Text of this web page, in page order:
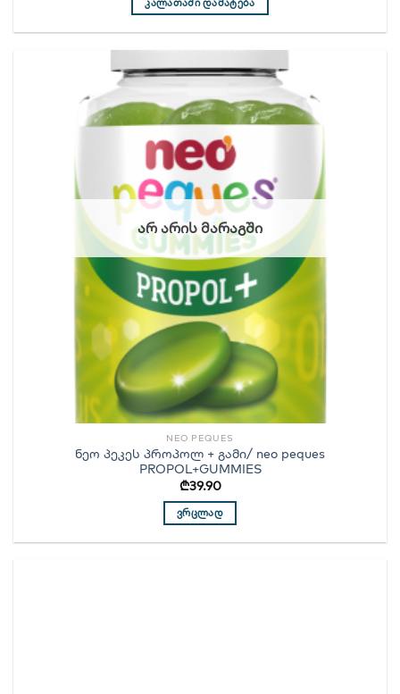
ᲙᲐᲚᲐᲗᲐᲨᲘ ᲓᲐᲛᲐᲢᲔᲑᲐ
ᲐᲠ ᲐᲠᲘᲡ ᲛᲐᲠᲐᲒᲨᲘ
NEO PEQUES
ნეო პეკეს პროპოლ + გამი/ neo peques
PROPOL+GUMMIES
₾39.90
ᲕᲠᲪᲚᲐᲓ